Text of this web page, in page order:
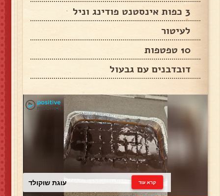
3 כפות אינסטנט פודינג וניל
לעיטור
10 טפטפות
דובדבנים עם גבעול
עוגת שוקולד קרא עוד